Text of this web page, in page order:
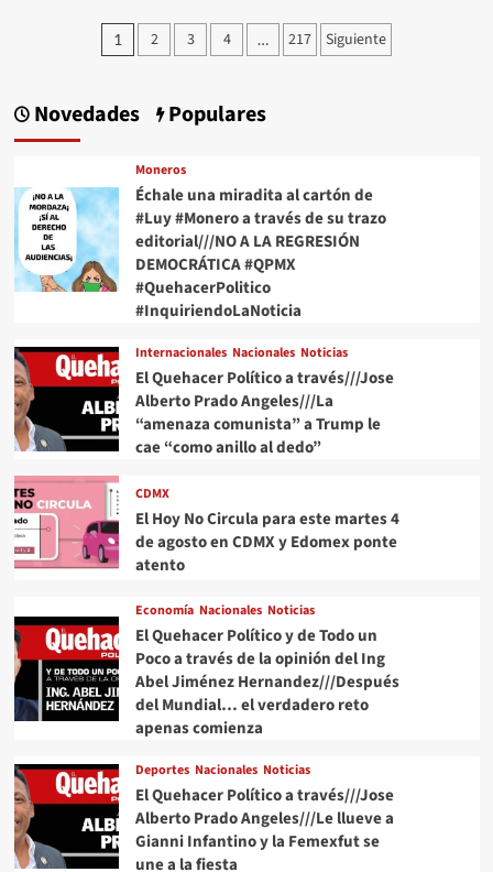
una
miradita
de
#Luy
través
de
su
trazo
editorial///Cosas
del
#QuehacerPolitico
#InquiriendoLaNoticia
Paginación
entradas
1 2 3 4 … 217 Siguiente
Novedades Populares
Moneros
Échale una miradita al cartón de
#Luy #Monero a través de su trazo
editorial///NO A LA REGRESIÓN
DEMOCRÁTICA #QPMX
#QuehacerPolitico
#InquiriendoLaNoticia
Internacionales Nacionales Noticias
El Quehacer Político a través///Jose
Alberto Prado Angeles///La
“amenaza comunista” a Trump le
cae “como anillo al dedo”
CDMX
El Hoy No Circula para este martes 4
de agosto en CDMX y Edomex ponte
atento
Economía Nacionales Noticias
El Quehacer Político y de Todo un
Poco a través de la opinión del Ing
Abel Jiménez Hernandez///Después
del Mundial… el verdadero reto
apenas comienza
Deportes Nacionales Noticias
El Quehacer Político a través///Jose
Alberto Prado Angeles///Le llueve a
Gianni Infantino y la Femexfut se
une a la fiesta